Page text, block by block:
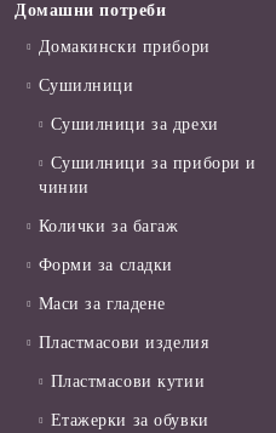
Домашни потреби
Домакински прибори
Сушилници
Сушилници за дрехи
Сушилници за прибори и
чинии
Колички за багаж
Форми за сладки
Маси за гладене
Пластмасови изделия
Пластмасови кутии
Етажерки за обувки